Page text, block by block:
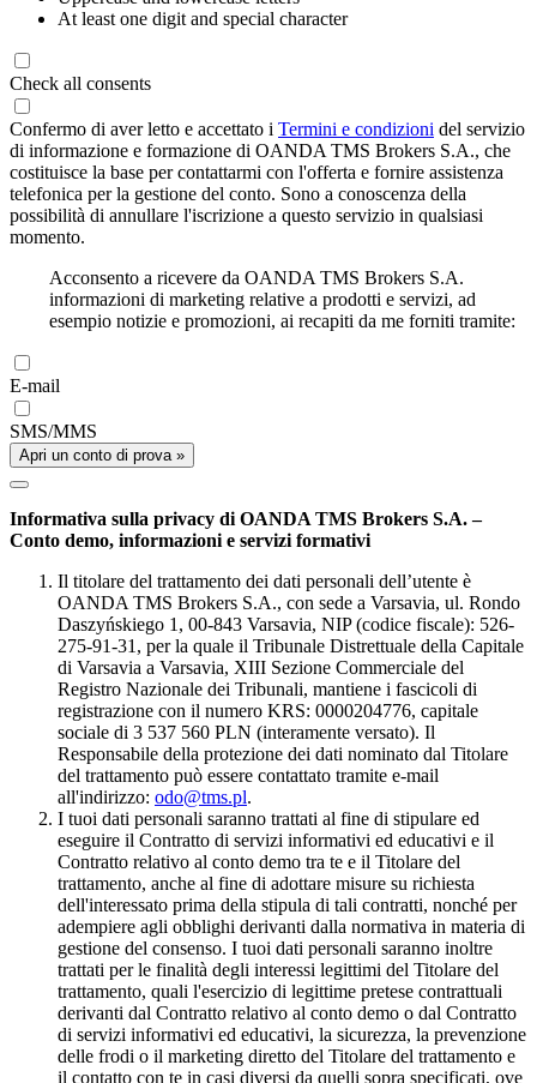
At least one digit and special character
Check all consents
Confermo di aver letto e accettato i Termini e condizioni del servizio
di informazione e formazione di OANDA TMS Brokers S.A., che
costituisce la base per contattarmi con l'offerta e fornire assistenza
telefonica per la gestione del conto. Sono a conoscenza della
possibilità di annullare l'iscrizione a questo servizio in qualsiasi
momento.
Acconsento a ricevere da OANDA TMS Brokers S.A.
informazioni di marketing relative a prodotti e servizi, ad
esempio notizie e promozioni, ai recapiti da me forniti tramite:
E-mail
SMS/MMS
Apri un conto di prova »
Informativa sulla privacy di OANDA TMS Brokers S.A. –
Conto demo, informazioni e servizi formativi
Il titolare del trattamento dei dati personali dell’utente è
OANDA TMS Brokers S.A., con sede a Varsavia, ul. Rondo
Daszyńskiego 1, 00-843 Varsavia, NIP (codice fiscale): 526-
275-91-31, per la quale il Tribunale Distrettuale della Capitale
di Varsavia a Varsavia, XIII Sezione Commerciale del
Registro Nazionale dei Tribunali, mantiene i fascicoli di
registrazione con il numero KRS: 0000204776, capitale
sociale di 3 537 560 PLN (interamente versato). Il
Responsabile della protezione dei dati nominato dal Titolare
del trattamento può essere contattato tramite e-mail
all'indirizzo: odo@tms.pl.
I tuoi dati personali saranno trattati al fine di stipulare ed
eseguire il Contratto di servizi informativi ed educativi e il
Contratto relativo al conto demo tra te e il Titolare del
trattamento, anche al fine di adottare misure su richiesta
dell'interessato prima della stipula di tali contratti, nonché per
adempiere agli obblighi derivanti dalla normativa in materia di
gestione del consenso. I tuoi dati personali saranno inoltre
trattati per le finalità degli interessi legittimi del Titolare del
trattamento, quali l'esercizio di legittime pretese contrattuali
derivanti dal Contratto relativo al conto demo o dal Contratto
di servizi informativi ed educativi, la sicurezza, la prevenzione
delle frodi o il marketing diretto del Titolare del trattamento e
il contatto con te in casi diversi da quelli sopra specificati, ove